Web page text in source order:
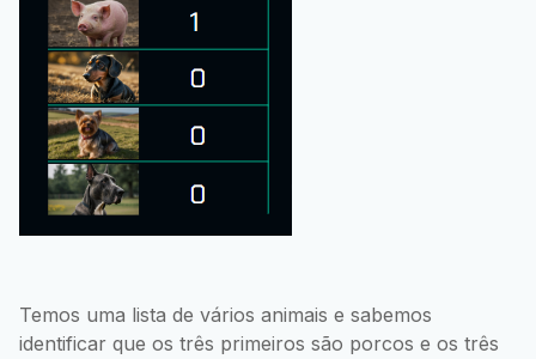
Temos uma lista de vários animais e sabemos
identificar que os três primeiros são porcos e os três